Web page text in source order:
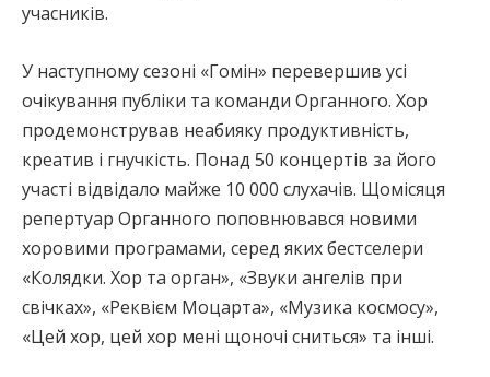
учасників.
У наступному сезоні «Гомін» перевершив усі
очікування публіки та команди Органного. Хор
продемонстрував неабияку продуктивність,
креатив і гнучкість. Понад 50 концертів за його
участі відвідало майже 10 000 слухачів. Щомісяця
репертуар Органного поповнювався новими
хоровими програмами, серед яких бестселери
«Колядки. Хор та орган», «Звуки ангелів при
свічках», «Реквієм Моцарта», «Музика космосу»,
«Цей хор, цей хор мені щоночі сниться» та інші.